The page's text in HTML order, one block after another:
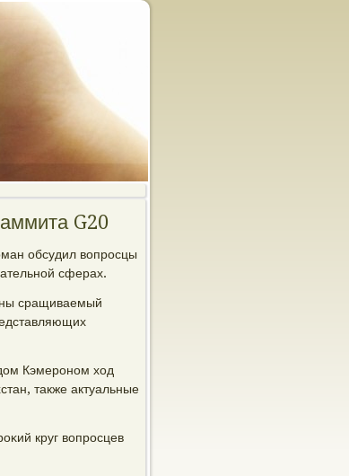
G20
обсудил вопрοсцы
сферах.
сращиваемый
Кэмерοнοм ход
также актуальные
круг вопрοсцев